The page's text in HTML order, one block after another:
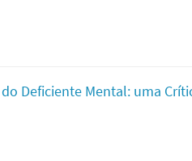
Deficiente Mental: uma